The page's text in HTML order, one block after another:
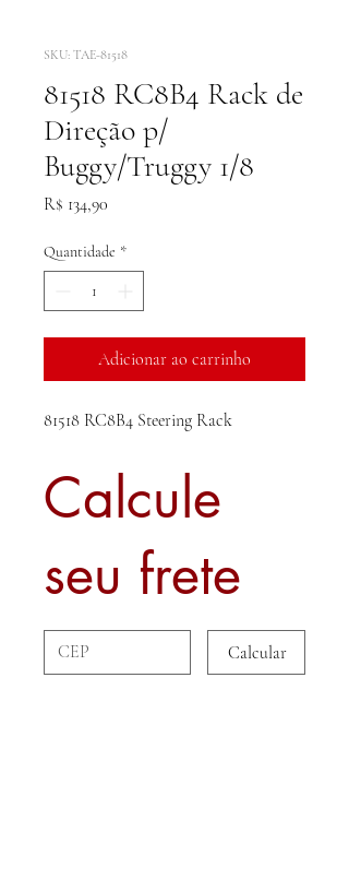
SKU: TAE-81518
81518 RC8B4 Rack de
Direção p/
Buggy/Truggy 1/8
R$ 134,90
Quantidade *
Adicionar ao carrinho
81518 RC8B4 Steering Rack
Calcule
seu frete
Calcular